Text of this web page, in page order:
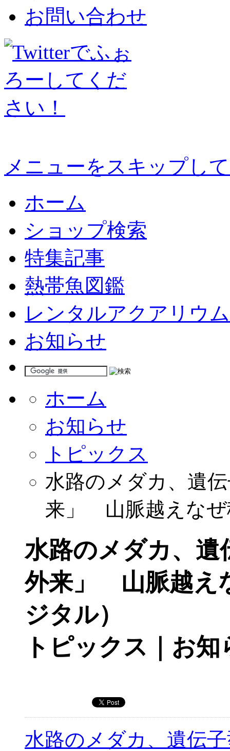
お問い合わせ
メニューをスキップし
ホーム
ショップ検索
特集記事
熱帯魚図鑑
レンタルアクアリウム
お知らせ
ホーム
お知らせ
トピックス
水路のメダカ、遺
来」 山脈越えなぜ
水路のメダカ、遺
外来」 山脈越え
ジタル）
トピックス｜お知
水路のメダカ、遺伝